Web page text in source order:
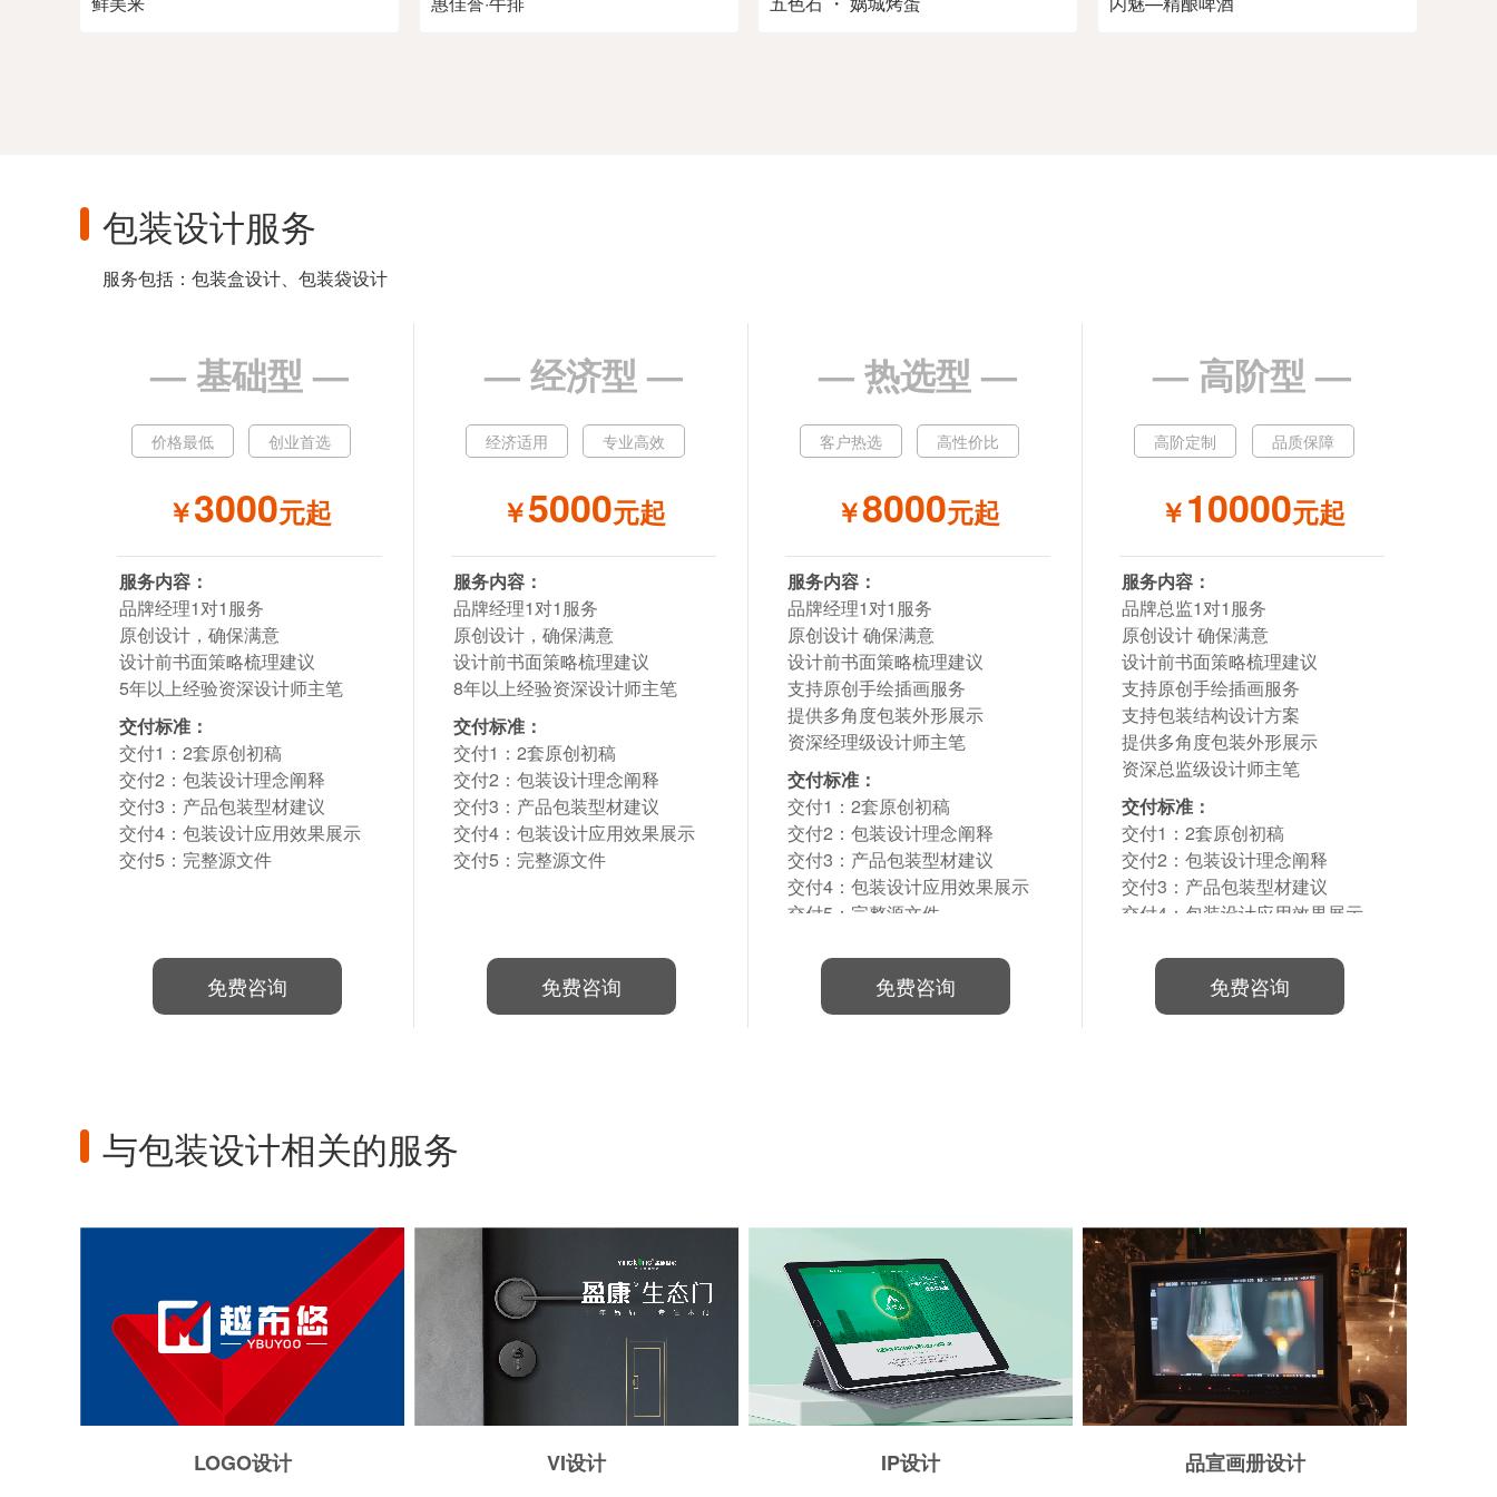
包装设计服务
服务包括：包装盒设计、包装袋设计
— 基础型 —
价格最低 创业首选
￥3000元起
服务内容：
品牌经理1对1服务
原创设计，确保满意
设计前书面策略梳理建议
5年以上经验资深设计师主笔
交付标准：
交付1：2套原创初稿
交付2：包装设计理念阐释
交付3：产品包装型材建议
交付4：包装设计应用效果展示
交付5：完整源文件
免费咨询
— 经济型 —
经济适用 专业高效
￥5000元起
服务内容：
品牌经理1对1服务
原创设计，确保满意
设计前书面策略梳理建议
8年以上经验资深设计师主笔
交付标准：
交付1：2套原创初稿
交付2：包装设计理念阐释
交付3：产品包装型材建议
交付4：包装设计应用效果展示
交付5：完整源文件
免费咨询
— 热选型 —
客户热选 高性价比
￥8000元起
服务内容：
品牌经理1对1服务
原创设计 确保满意
设计前书面策略梳理建议
支持原创手绘插画服务
提供多角度包装外形展示
资深经理级设计师主笔
交付标准：
交付1：2套原创初稿
交付2：包装设计理念阐释
交付3：产品包装型材建议
交付4：包装设计应用效果展示
交付5：完整源文件
免费咨询
— 高阶型 —
高阶定制 品质保障
￥10000元起
服务内容：
品牌总监1对1服务
原创设计 确保满意
设计前书面策略梳理建议
支持原创手绘插画服务
支持包装结构设计方案
提供多角度包装外形展示
资深总监级设计师主笔
交付标准：
交付1：2套原创初稿
交付2：包装设计理念阐释
交付3：产品包装型材建议
交付4：包装设计应用效果展示
免费咨询
与包装设计相关的服务
LOGO设计 VI设计 IP设计 品宣画册设计